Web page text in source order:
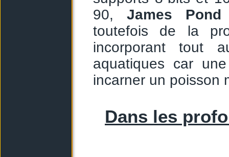
90, James Pond
toutefois de la
incorporant tout
aquatiques car
incarner un poisson
Dans les